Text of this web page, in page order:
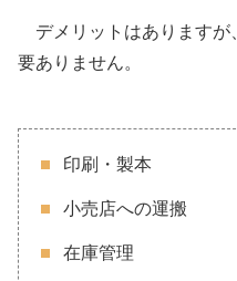
デメリットはありますが
要ありません。
印刷・製本
小売店への運搬
在庫管理